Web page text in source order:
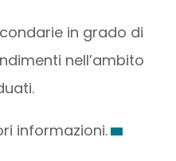
in grado di
nell’ambito
informazioni.